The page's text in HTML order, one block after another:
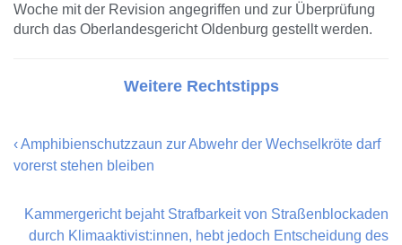
Woche mit der Revision angegriffen und zur Überprüfung
durch das Oberlandesgericht Oldenburg gestellt werden.
Weitere Rechtstipps
‹Amphibienschutzzaun zur Abwehr der Wechselkröte darf
vorerst stehen bleiben
Kammergericht bejaht Strafbarkeit von Straßenblockaden
durch Klimaaktivist:innen, hebt jedoch Entscheidung des